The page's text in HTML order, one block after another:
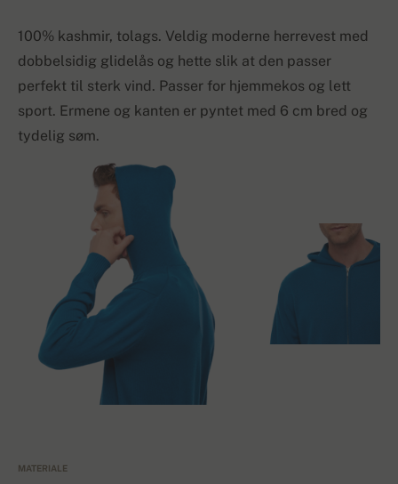
100% kashmir, tolags. Veldig moderne herrevest med
dobbelsidig glidelås og hette slik at den passer
perfekt til sterk vind. Passer for hjemmekos og lett
sport. Ermene og kanten er pyntet med 6 cm bred og
tydelig søm.
MATERIALE